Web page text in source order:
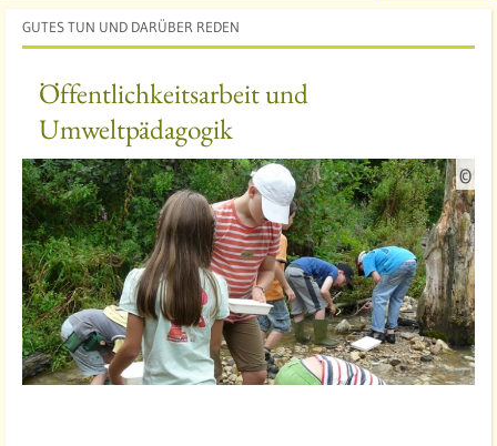
GUTES TUN UND DARÜBER REDEN
Öffentlichkeitsarbeit und
Umweltpädagogik
©Q
u
e
l
l
e
:
N
a